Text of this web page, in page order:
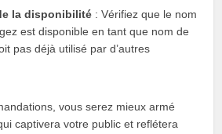
la disponibilité : Vérifiez que le nom
est disponible en tant que nom de
pas déjà utilisé par d’autres
vous serez mieux armé
captivera votre public et reflétera